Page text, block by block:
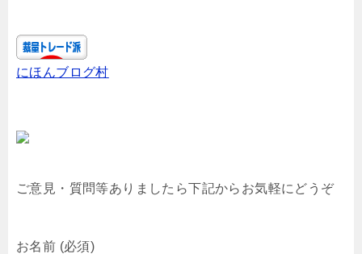
にほんブログ村
ご意見・質問等ありましたら下記からお気軽にどうぞ
お名前 (必須)